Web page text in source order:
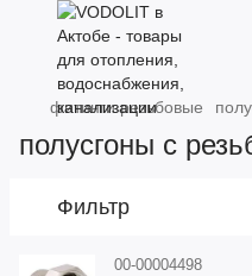
фитинги резьбовые
полусгоны с
Фильтр
00-00004498